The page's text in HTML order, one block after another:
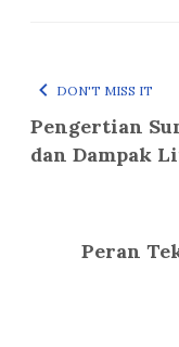
DON'T MISS IT
Pengertian
dan Dampak
Peran